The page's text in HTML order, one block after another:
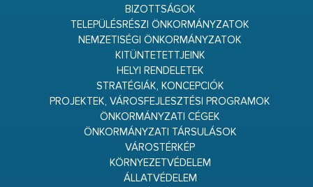
BIZOTTSÁGOK
TELEPÜLÉSRÉSZI ÖNKORMÁNYZATOK
NEMZETISÉGI ÖNKORMÁNYZATOK
KITÜNTETETTJEINK
HELYI RENDELETEK
STRATÉGIÁK, KONCEPCIÓK
PROJEKTEK, VÁROSFEJLESZTÉSI PROGRAMOK
ÖNKORMÁNYZATI CÉGEK
ÖNKORMÁNYZATI TÁRSULÁSOK
VÁROSTÉRKÉP
KÖRNYEZETVÉDELEM
ÁLLATVÉDELEM